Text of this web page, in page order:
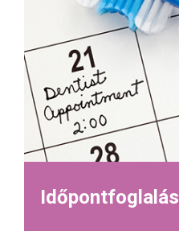
Időpontfoglalás